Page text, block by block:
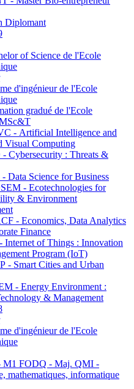
Diplomant
of Science de l'Ecole
d'ingénieur de l'Ecole
gradué de l'Ecole
- Artificial Intelligence and
Visual Computing
Cybersecurity : Threats &
Data Science for Business
- Ecotechnologies for
& Environment
- Economics, Data Analytics
Finance
of Things : Innovation
Program (IoT)
- Smart Cities and Urban
- Energy Environment :
& Management
d'ingénieur de l'Ecole
M1 FODQ - Maj. QMI -
mathematiques, informatique